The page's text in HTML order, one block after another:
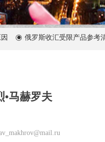
ꀉ 俄罗斯收汇受限产品参考清单
•马赫罗夫